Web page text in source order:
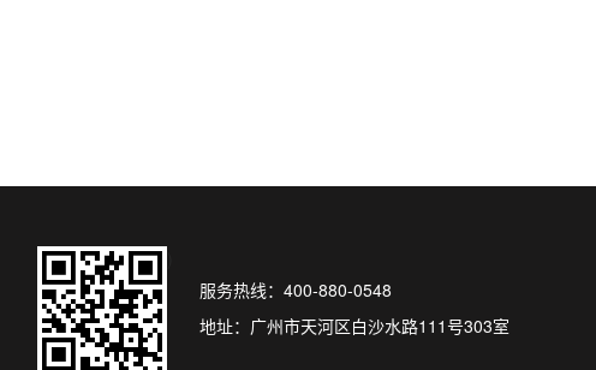
服务热线：400-880-0548
地址：广州市天河区白沙水路111号303室